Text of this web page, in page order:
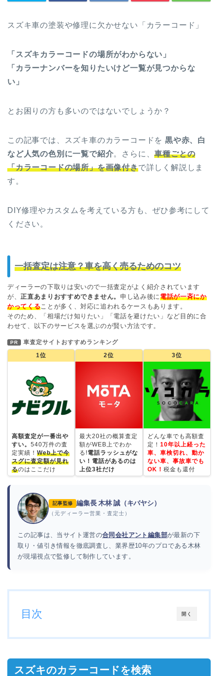
スズキ車の塗装や修理に欠かせない「カラーコード」
「スズキカラーコードの場所がわからない」
「カラーナンバーを知りたいけど一覧が見つからな
い」
とお困りの方も多いのではないでしょうか？
この記事では、スズキ車のカラーコードを 黒や赤、白
など人気の色別に一覧で紹介。さらに、車種ごとの
「カラーコードの場所」を画像付きで詳しく解説しま
す。
DIY修理やカスタムを考えている方も、ぜひ参考にして
ください。
一括査定は注意？車を高く売るためのコツ
ディーラーの下取りは安いので一括査定がよく紹介されています
が、正直あまりおすすめできません。申し込み後に 電話が一斉にか
かってくる ことが多く、対応に追われるケースもあります。
そのため、「相場だけ知りたい」「電話を避けたい」など目的に合
わせて、以下のサービスを選ぶのが賢い方法です。
PR
車査定サイトおすすめランキング
1位
高額査定が一番出や
すい。 540万件の査
定実績！ Web上で今
スグに査定額が見れ
るのはここだけ
2位
最大20社の概算査定
額がWEB上でわか
る!電話ラッシュがな
い！電話があるのは
上位3社だけ
3位
どんな車でも高額査
定！ 10年以上経った
車、車検切れ、動か
ない車、事故車でも
OK！ 税金も還付
記事監修 編集長 木林 誠（キバヤシ）
（元ディーラー営業・査定士）
この記事は、当サイト運営の合同会社アント編集部が最新の下
取り・値引き情報を徹底調査し、業界歴10年のプロである木林
が現場視点で監修して制作しています。
開く
目次
スズキのカラーコードを検索